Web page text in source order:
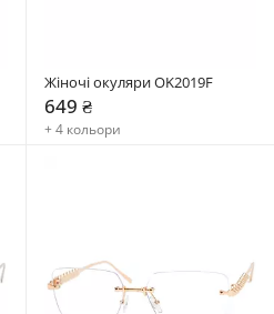
Жіночі окуляри OK2019F
649 ₴
+ 4 кольори